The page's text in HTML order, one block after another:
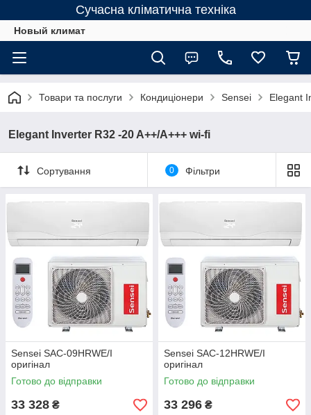
Сучасна кліматична техніка
Новый климат
Товари та послуги Кондиціонери Sensei Elegant
Elegant Inverter R32 -20 A++/А+++ wi-fi
Сортування 0 Фільтри
Sensei SAC-09HRWE/I
оригінал
Готово до відправки
33 328 ₴
Sensei SAC-12HRWE/I
оригінал
Готово до відправки
33 296 ₴